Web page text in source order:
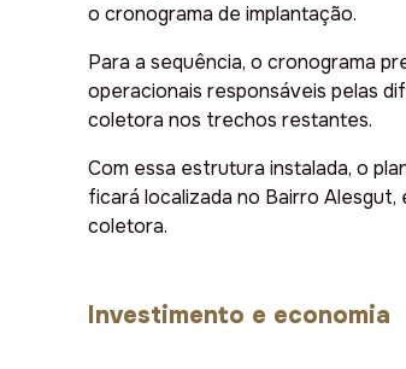
o cronograma de implantação.
Para a sequência, o cronograma
operacionais responsáveis pelas
coletora nos trechos restantes.
Com essa estrutura instalada, o
ficará localizada no Bairro
coletora.
Investimento e economia